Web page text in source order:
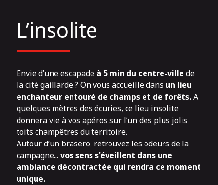
L’insolite
Envie d’une escapade à 5 min du centre-ville de
la cité gaillarde ? On vous accueille dans un lieu
enchanteur entouré de champs et de forêts.A
quelques mètres des écuries, ce lieu insolite
donnera vie à vos apéros sur l’un des plus jolis
toits champêtres du territoire.
Autour d’un brasero, retrouvez les odeurs de la
campagne... vos sens s'éveillent dans une
ambiance décontractée qui rendra ce moment
unique.